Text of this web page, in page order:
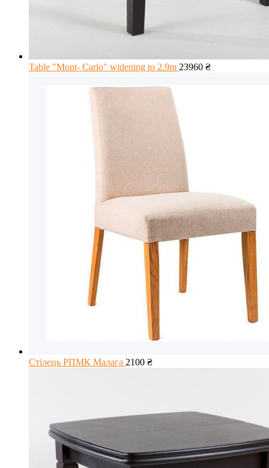
Table "Mont- Carlo" widening to 2.9m 23960 ₴
Стілець РПМК Малага 2100 ₴